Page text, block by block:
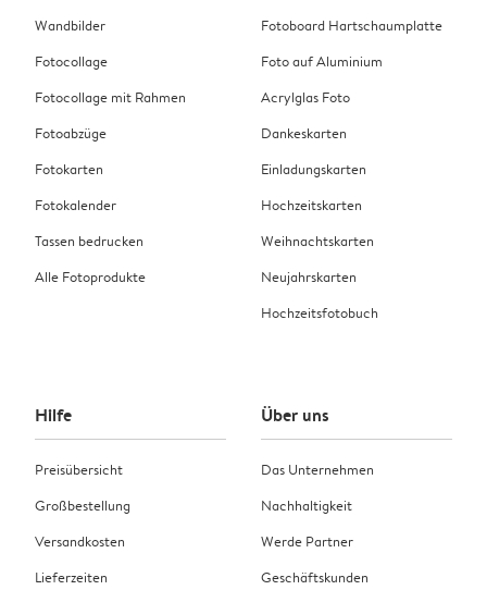
Wandbilder
Fotocollage
Fotocollage mit Rahmen
Fotoabzüge
Fotokarten
Fotokalender
Tassen bedrucken
Alle Fotoprodukte
Fotoboard Hartschaumplatte
Foto auf Aluminium
Acrylglas Foto
Dankeskarten
Einladungskarten
Hochzeitskarten
Weihnachtskarten
Neujahrskarten
Hochzeitsfotobuch
Hilfe
Preisübersicht
Großbestellung
Versandkosten
Lieferzeiten
Über uns
Das Unternehmen
Nachhaltigkeit
Werde Partner
Geschäftskunden